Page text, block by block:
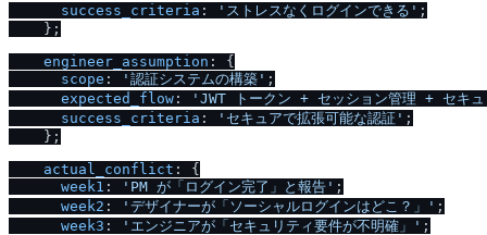
success_criteria : 'ストレスなくログインできる' ;
    };
engineer_assumption : {
scope : '認証システムの構築' ;
expected_flow :
'JWT トークン + セッション管理 + セキ
success_criteria : 'セキュアで拡張可能な認証' ;
    };
actual_conflict : {
week1 : 'PM が「ログイン完了」と報告' ;
week2 : 'デザイナーが「ソーシャルログインはどこ？」' ;
week3 : 'エンジニアが「セキュリティ要件が不明確」' ;